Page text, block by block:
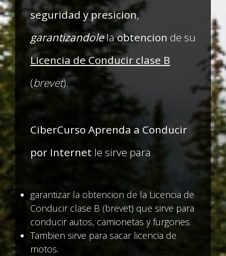
seguridad y presicion,
garantizandolelaobtencion de su
Licencia de Conducir clase B
(brevet).
CiberCurso Aprenda a Conducir
por Internet le sirve para
garantizar la obtencion de la Licencia de
Conducir clase B (brevet) que sirve para
conducir autos, camionetas y furgones.
Tambien sirve para sacar licencia de
motos.